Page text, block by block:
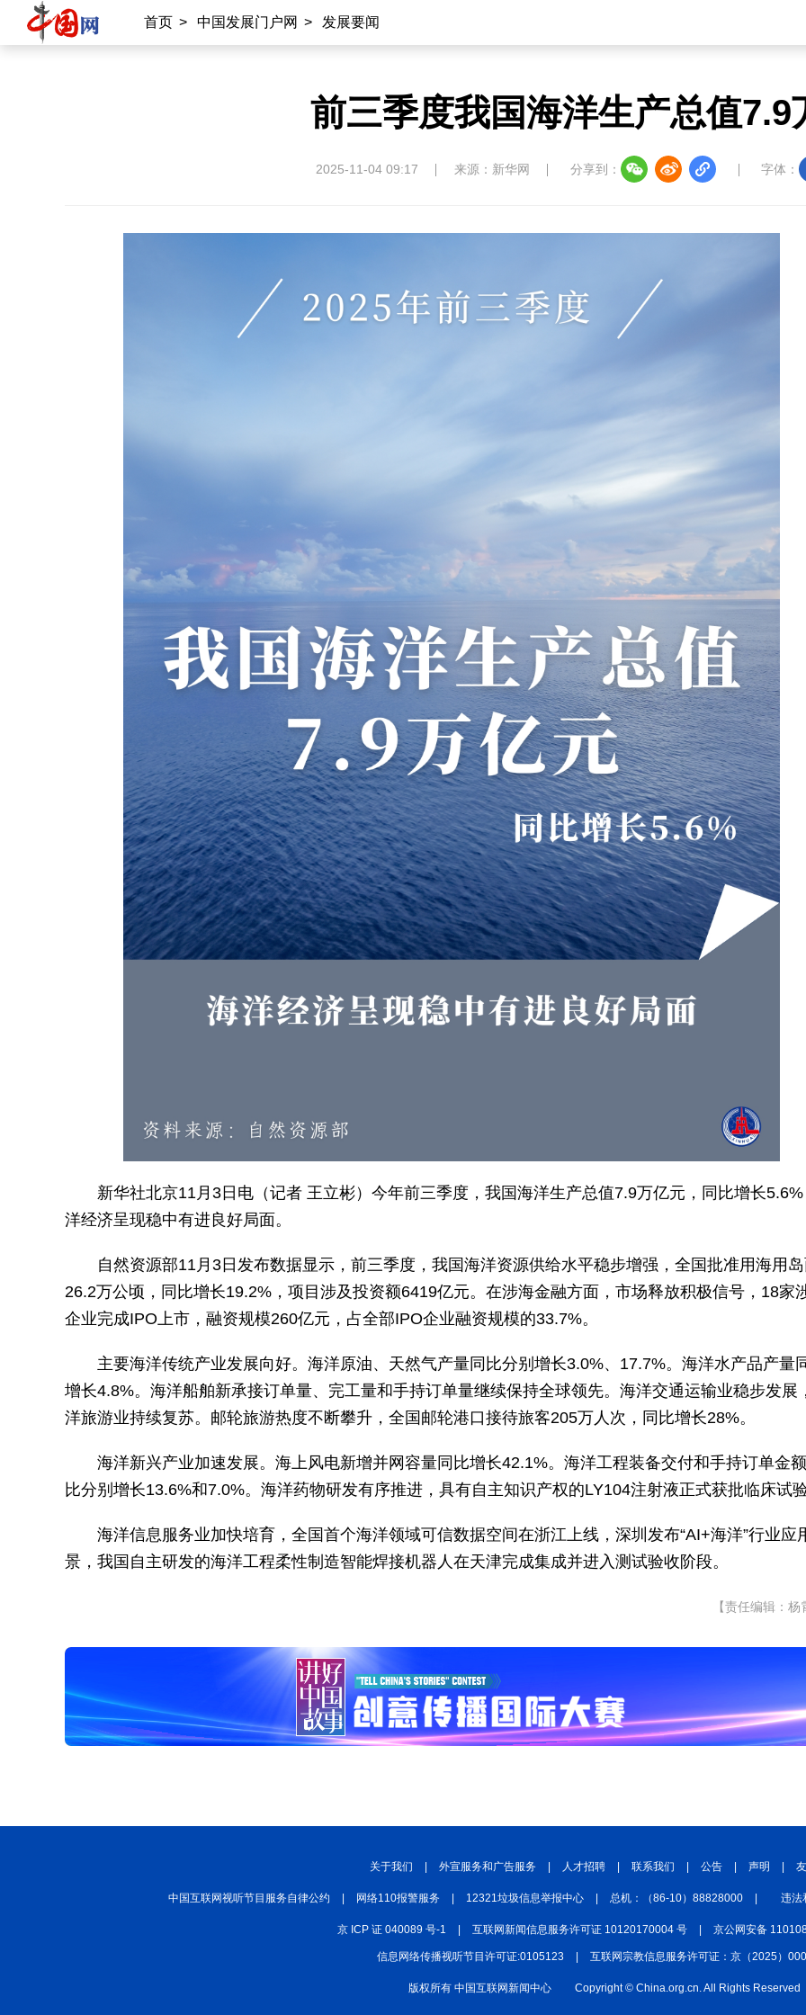
首页 > 中国发展门户网 > 发展要闻
前三季度我国海洋生产总值7.9
2025-11-04 09:17 来源：新华网 分享到： 字体：
新华社北京11月3日电（记者 王立彬）今年前三季度，我国海洋生产总值7.9万亿元，同比增长
洋经济呈现稳中有进良好局面。
自然资源部11月3日发布数据显示，前三季度，我国海洋资源供给水平稳步增强，全国批准用海用
26.2万公顷，同比增长19.2%，项目涉及投资额6419亿元。在涉海金融方面，市场释放积极信号，18家
企业完成IPO上市，融资规模260亿元，占全部IPO企业融资规模的33.7%。
主要海洋传统产业发展向好。海洋原油、天然气产量同比分别增长3.0%、17.7%。海洋水产品产量
增长4.8%。海洋船舶新承接订单量、完工量和手持订单量继续保持全球领先。海洋交通运输业稳步发展
洋旅游业持续复苏。邮轮旅游热度不断攀升，全国邮轮港口接待旅客205万人次，同比增长28%。
海洋新兴产业加速发展。海上风电新增并网容量同比增长42.1%。海洋工程装备交付和手持订单金
比分别增长13.6%和7.0%。海洋药物研发有序推进，具有自主知识产权的LY104注射液正式获批临床试
海洋信息服务业加快培育，全国首个海洋领域可信数据空间在浙江上线，深圳发布“AI+海洋”行业应
景，我国自主研发的海洋工程柔性制造智能焊接机器人在天津完成集成并进入测试验收阶段。
【责任编辑：杨
关于我们 外宣服务和广告服务 人才招聘 联系我们 公告 声明
中国互联网视听节目服务自律公约 网络110报警服务 12321垃圾信息举报中心 总机：（86-10）88828000 违法
京 ICP 证 040089 号-1 互联网新闻信息服务许可证 10120170004 号 京公网安备
信息网络传播视听节目许可证:0105123 互联网宗教信息服务许可证：京（2025）
版权所有 中国互联网新闻中心 Copyright © China.org.cn. All Rights Reserved